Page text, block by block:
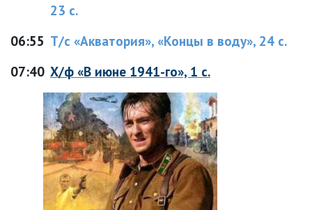
23 с.
06:55 Т/с «Акватория», «Концы в воду», 24 с.
07:40 Х/ф «В июне 1941-го», 1 с.